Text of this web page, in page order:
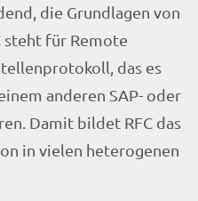
die Grundlagen von
steht für Remote
das es
anderen SAP- oder
Damit bildet RFC das
in vielen heterogenen